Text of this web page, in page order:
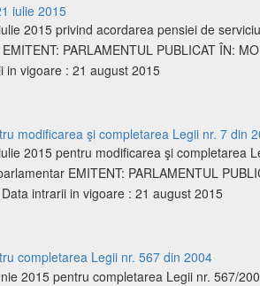
iulie 2015
2015 privind acordarea pensiei de
PARLAMENTUL PUBLICAT ÎN:
in vigoare : 21 august 2015
modificarea şi completarea Legii nr. 7 din
2015 pentru modificarea şi completarea
EMITENT: PARLAMENTUL
intrarii in vigoare : 21 august 2015
completarea Legii nr. 567 din 2004
2015 pentru completarea Legii nr. 567/